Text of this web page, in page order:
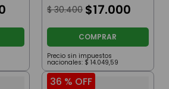
$ 30.400 $17.000
COMPRAR
Precio sin impuestos
nacionales: $ 14.049,59
36 % OFF